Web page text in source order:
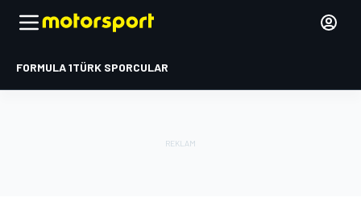
FORMULA 1TÜRK SPORCULAR